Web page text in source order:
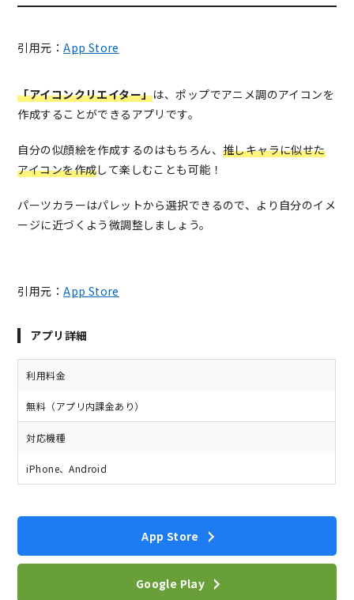
引用元：App Store
「アイコンクリエイター」は、ポップでアニメ調のアイコンを
作成することができるアプリです。
自分の似顔絵を作成するのはもちろん、 推しキャラに似せた
アイコンを作成して楽しむことも可能！
パーツカラーはパレットから選択できるので、より自分のイメ
ージに近づくよう微調整しましょう。
引用元：App Store
アプリ詳細
利用料金
無料（アプリ内課金あり）
対応機種
iPhone、Android
App Store
Google Play